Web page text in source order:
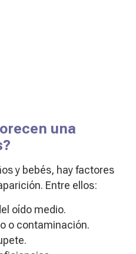
una
y bebés, hay factores
Entre ellos:
oído medio.
o contaminación.